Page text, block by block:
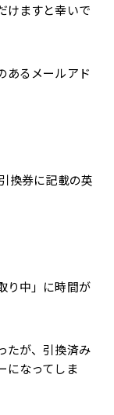
けますと幸いで
あるメールアド
換券に記載の英
り中」に時間が
たが、引換済み
になってしま